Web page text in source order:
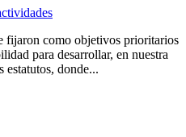
fijaron como objetivos prioritarios
para desarrollar, en nuestra
estatutos, donde...